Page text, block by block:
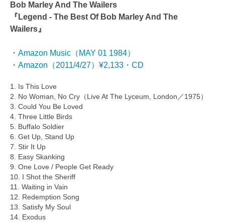
Bob Marley And The Wailers
『Legend - The Best Of Bob Marley And The
Wailers』
・ Amazon Music（MAY 01 1984）
・ Amazon（2011/4/27）¥2,133・CD
1. Is This Love
2. No Woman, No Cry（Live At The Lyceum, London／1975）
3. Could You Be Loved
4. Three Little Birds
5. Buffalo Soldier
6. Get Up, Stand Up
7. Stir It Up
8. Easy Skanking
9. One Love / People Get Ready
10. I Shot the Sheriff
11. Waiting in Vain
12. Redemption Song
13. Satisfy My Soul
14. Exodus